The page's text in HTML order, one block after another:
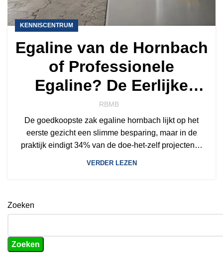
KENNISCENTRUM
Egaline van de Hornbach
of Professionele
Egaline? De Eerlijke
Vergelijking voor 2026
RBMB
De goedkoopste zak egaline hornbach lijkt op het
eerste gezicht een slimme besparing, maar in de
praktijk eindigt 34% van de doe-het-zelf projecten…
VERDER LEZEN
Zoeken
Zoeken